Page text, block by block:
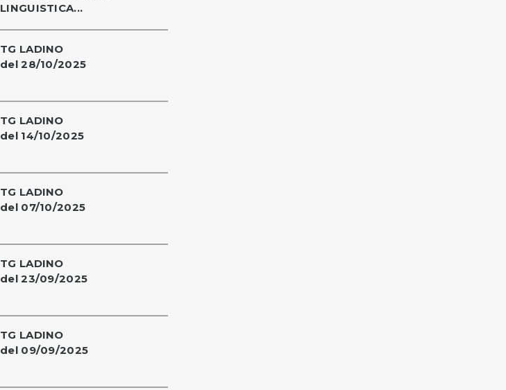
LINGUISTICA...
TG LADINO
del 28/10/2025
TG LADINO
del 14/10/2025
TG LADINO
del 07/10/2025
TG LADINO
del 23/09/2025
TG LADINO
del 09/09/2025